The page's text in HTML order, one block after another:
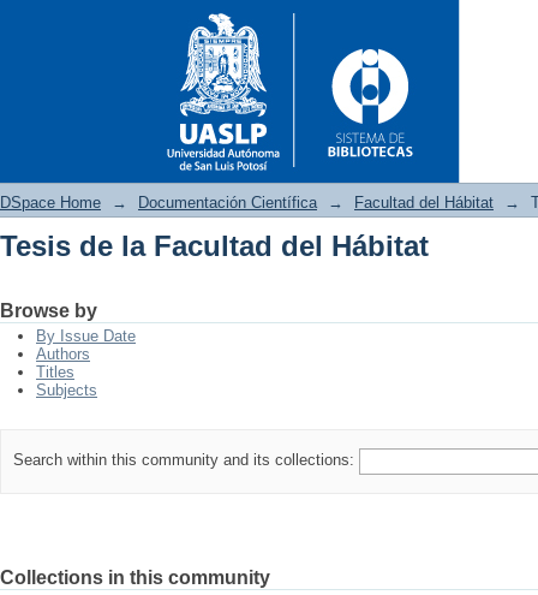
DSpace Home → Documentación Científica → Facultad del Hábitat →
Tesis de la Facultad del Hábitat
Browse by
By Issue Date
Authors
Titles
Subjects
Search within this community and its collections:
Collections in this community